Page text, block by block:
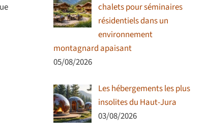
chalets pour séminaires
résidentiels dans un
environnement
montagnard apaisant
05/08/2026
Les hébergements les plus
insolites du Haut-Jura
03/08/2026